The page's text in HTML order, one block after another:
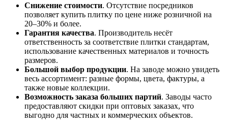
Снижение стоимости. Отсутствие посредников
позволяет купить плитку по цене ниже розничной на
20–30% и более.
Гарантия качества. Производитель несёт
ответственность за соответствие плитки стандартам,
использование качественных материалов и точность
размеров.
Большой выбор продукции. На заводе можно увидеть
весь ассортимент: разные формы, цвета, фактуры, а
также новые коллекции.
Возможность заказа больших партий. Заводы часто
предоставляют скидки при оптовых заказах, что
выгодно для частных и коммерческих объектов.